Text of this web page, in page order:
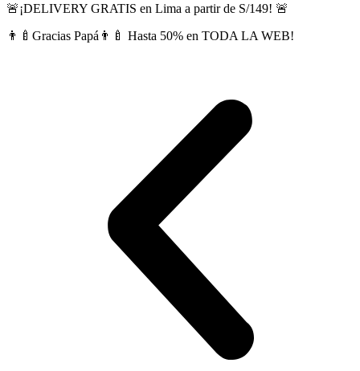
🚨¡DELIVERY GRATIS en Lima a partir de S/149! 🚨
👨‍🍼Gracias Papá👨‍🍼 Hasta 50% en TODA LA WEB!